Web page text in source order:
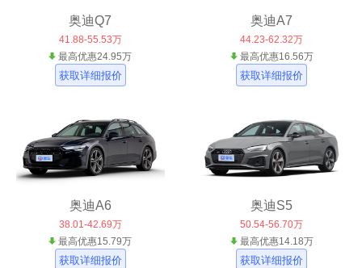
奥迪Q7
41.88-55.53万
最高优惠24.95万
获取详细报价
奥迪A7
44.23-62.32万
最高优惠16.56万
获取详细报价
奥迪A6
38.01-42.69万
最高优惠15.79万
获取详细报价
奥迪S5
50.54-56.70万
最高优惠14.18万
获取详细报价